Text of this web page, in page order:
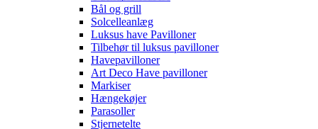
Bål og grill
Solcelleanlæg
Luksus have Pavilloner
Tilbehør til luksus pavilloner
Havepavilloner
Art Deco Have pavilloner
Markiser
Hængekøjer
Parasoller
Stjernetelte